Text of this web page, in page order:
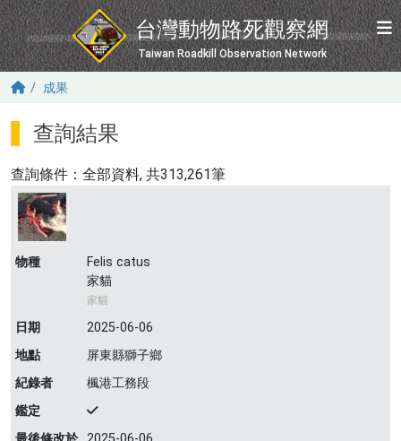
移至主內容
台灣動物路死觀察網
Taiwan Roadkill Observation Network
成果
查詢結果
查詢條件： 全部資料, 共313,261筆
物種
Felis catus
家貓
家貓
日期
2025-06-06
地點
屏東縣獅子鄉
紀錄者
楓港工務段
鑑定